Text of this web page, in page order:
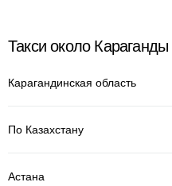
Такси около Караганды
Карагандинская область
По Казахстану
Астана